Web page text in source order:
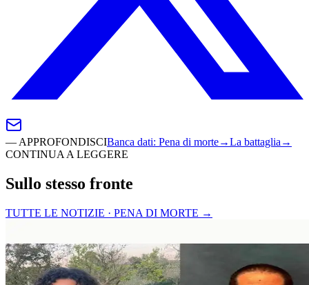
— APPROFONDISCIBanca dati: Pena di morte→La battaglia →
CONTINUA A LEGGERE
Sullo stesso fronte
TUTTE LE NOTIZIE · PENA DI MORTE →